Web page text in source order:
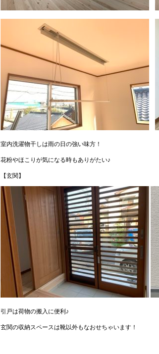
室内洗濯物干しは雨の日の強い味方！
花粉やほこりが気になる時もありがたい♪
【玄関】
引戸は荷物の搬入に便利♪
玄関の収納スペースは靴以外もなおせちゃいます！